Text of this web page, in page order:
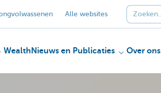
Alle websites
Wealth Nieuws en Publicaties Over ons